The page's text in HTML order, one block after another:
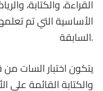
القراءة، والكتابة،
الأساسية التي تم
السابقة.
يتكون اختبار السات
والكتابة القائمة على